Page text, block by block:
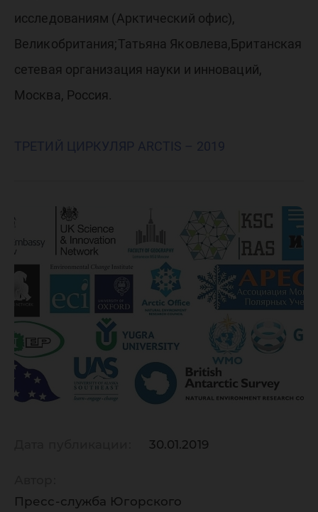
исследованиям (Арктический офис),
Великобритания;Татьяна Яковлева,Британская
сетевая организация науки и инноваций,
Москва, Россия.
ТРЕТИЙ ЦИРКУЛЯР ARCTIS – 2019
30.01.2019
Пресс-служба Югорского